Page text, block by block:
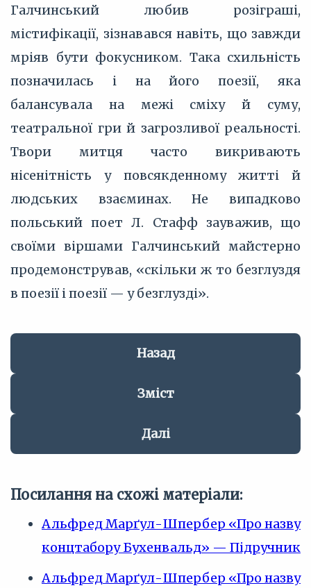
Галчинський любив розіграші,
містифікації, зізнавався навіть, що завжди
мріяв бути фокусником. Така схильність
позначилась і на його поезії, яка
балансувала на межі сміху й суму,
театральної гри й загрозливої реальності.
Твори митця часто викривають
нісенітність у повсякденному житті й
людських взаєминах. Не випадково
польський поет Л. Стафф зауважив, що
своїми віршами Галчинський майстерно
продемонстрував, «скільки ж то безглуздя
в поезії і поезії — у безглузді».
Назад
Зміст
Далі
Посилання на схожі матеріали:
Альфред Марґул-Шпербер «Про назву
концтабору Бухенвальд» — Підручник
Альфред Марґул-Шпербер «Про назву